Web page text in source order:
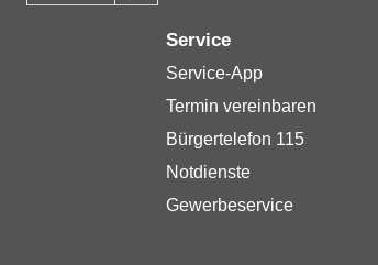
Service
Service-App
Termin vereinbaren
Bürgertelefon 115
Notdienste
Gewerbeservice